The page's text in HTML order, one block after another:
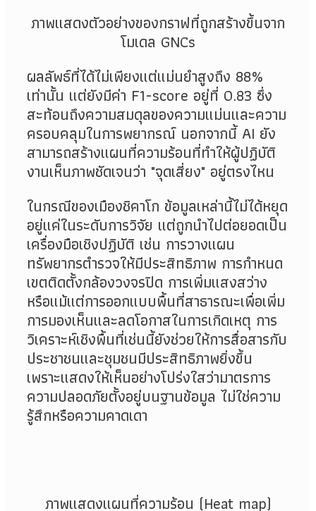
ภาพแสดงตัวอย่างของกราฟที่ถูกสร้างขึ้นจาก
โมเดล GNCs
ผลลัพธ์ที่ได้ไม่เพียงแต่แม่นยำสูงถึง 88%
เท่านั้น แต่ยังมีค่า F1-score อยู่ที่ 0.83 ซึ่ง
สะท้อนถึงความสมดุลของความแม่นและความ
ครอบคลุมในการพยากรณ์ นอกจากนี้ AI ยัง
สามารถสร้างแผนที่ความร้อนที่ทำให้ผู้ปฏิบัติ
งานเห็นภาพชัดเจนว่า "จุดเสี่ยง" อยู่ตรงไหน
ในกรณีของเมืองชิคาโก ข้อมูลเหล่านี้ไม่ได้หยุด
อยู่แค่ในระดับการวิจัย แต่ถูกนำไปต่อยอดเป็น
เครื่องมือเชิงปฏิบัติ เช่น การวางแผน
ทรัพยากรตำรวจให้มีประสิทธิภาพ การกำหนด
เขตติดตั้งกล้องวงจรปิด การเพิ่มแสงสว่าง
หรือแม้แต่การออกแบบพื้นที่สาธารณะเพื่อเพิ่ม
การมองเห็นและลดโอกาสในการเกิดเหตุ การ
วิเคราะห์เชิงพื้นที่เช่นนี้ยังช่วยให้การสื่อสารกับ
ประชาชนและชุมชนมีประสิทธิภาพยิ่งขึ้น
เพราะแสดงให้เห็นอย่างโปร่งใสว่ามาตรการ
ความปลอดภัยตั้งอยู่บนฐานข้อมูล ไม่ใช่ความ
รู้สึกหรือความคาดเดา
ภาพแสดงแผนที่ความร้อน (Heat map)